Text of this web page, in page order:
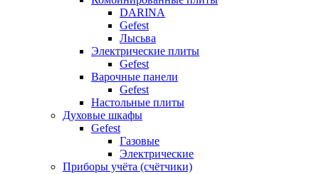
DARINA
Gefest
Лысьва
Электрические плиты
Gefest
Варочные панели
Gefest
Настольные плиты
Духовые шкафы
Gefest
Газовые
Электрические
Приборы учёта (счётчики)